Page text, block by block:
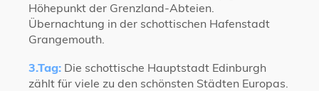
Höhepunkt der Grenzland-Abteien.
Übernachtung in der schottischen Hafenstadt
Grangemouth.
3.Tag: Die schottische Hauptstadt Edinburgh
zählt für viele zu den schönsten Städten Europas.